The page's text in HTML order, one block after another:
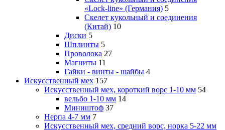
«Lock-line» (Германия) 5
Скелет кукольный и соединения
(Китай) 10
Диски 5
Шплинты 5
Проволока 27
Магниты 11
Гайки - винты - шайбы 4
Искусственный мех 157
Искусственный мех, короткий ворс 1-10 мм 54
вельбо 1-10 мм 14
Миништоф 37
Нерпа 4-7 мм 7
Искусственный мех, средний ворс, норка 5-22 мм